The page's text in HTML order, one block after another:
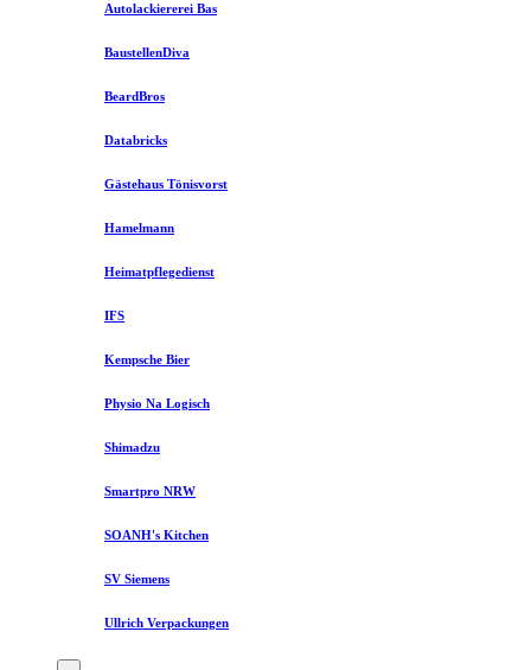
Autolackiererei Bas
BaustellenDiva
BeardBros
Databricks
Gästehaus Tönisvorst
Hamelmann
Heimatpflegedienst
IFS
Kempsche Bier
Physio Na Logisch
Shimadzu
Smartpro NRW
SOANH's Kitchen
SV Siemens
Ullrich Verpackungen